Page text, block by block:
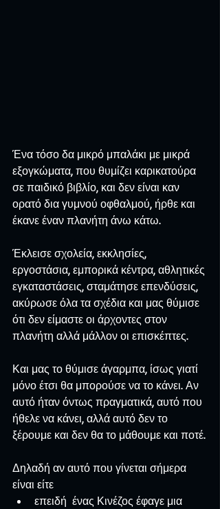
Ένα τόσο δα μικρό μπαλάκι με μικρά
εξογκώματα, που θυμίζει καρικατούρα
σε παιδικό βιβλίο, και δεν είναι καν
ορατό δια γυμνού οφθαλμού, ήρθε και
έκανε έναν πλανήτη άνω κάτω.
Έκλεισε σχολεία, εκκλησίες,
εργοστάσια, εμπορικά κέντρα, αθλητικές
εγκαταστάσεις, σταμάτησε επενδύσεις,
ακύρωσε όλα τα σχέδια και μας θύμισε
ότι δεν είμαστε οι άρχοντες στον
πλανήτη αλλά μάλλον οι επισκέπτες.
Και μας το θύμισε άγαρμπα, ίσως γιατί
μόνο έτσι θα μπορούσε να το κάνει. Αν
αυτό ήταν όντως πραγματικά, αυτό που
ήθελε να κάνει, αλλά αυτό δεν το
ξέρουμε και δεν θα το μάθουμε και ποτέ.
Δηλαδή αν αυτό που γίνεται σήμερα
είναι είτε
επειδή  ένας Κινέζος έφαγε μια